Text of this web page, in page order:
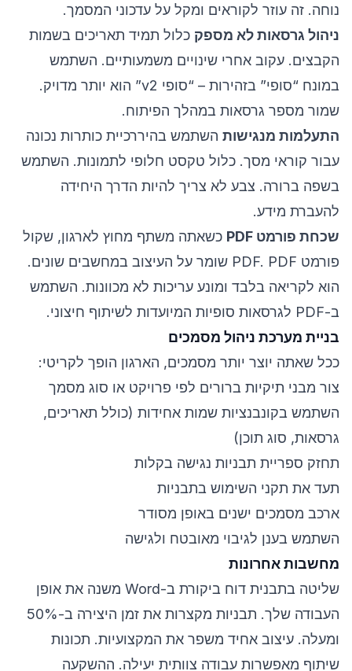
נוחה. זה עוזר לקוראים ומקל על עדכוני המסמך.
ניהול גרסאות לא מספק כלול תמיד תאריכים בשמות
הקבצים. עקוב אחרי שינויים משמעותיים. השתמש
במונח “סופי” בזהירות – “סופי v2” הוא יותר מדויק.
שמור מספר גרסאות במהלך הפיתוח.
התעלמות מנגישות השתמש בהיררכיית כותרות נכונה
עבור קוראי מסך. כלול טקסט חלופי לתמונות. השתמש
בשפה ברורה. צבע לא צריך להיות הדרך היחידה
להעברת מידע.
שכחת פורמט PDF
כשאתה משתף מחוץ לארגון, שקול
פורמט PDF. PDF שומר על העיצוב במחשבים שונים.
הוא לקריאה בלבד ומונע עריכות לא מכוונות. השתמש
ב-PDF לגרסאות סופיות המיועדות לשיתוף חיצוני.
בניית מערכת ניהול מסמכים
ככל שאתה יוצר יותר מסמכים, הארגון הופך לקריטי:
צור מבני תיקיות ברורים לפי פרויקט או סוג מסמך
השתמש בקונבנציות שמות אחידות (כולל תאריכים,
גרסאות, סוג תוכן)
תחזק ספריית תבניות נגישה בקלות
תעד את תקני השימוש בתבניות
ארכב מסמכים ישנים באופן מסודר
השתמש בענן לגיבוי מאובטח ולגישה
מחשבות אחרונות
שליטה בתבנית דוח ביקורת ב-Word משנה את אופן
העבודה שלך. תבניות מקצרות את זמן היצירה ב-50%
ומעלה. עיצוב אחיד משפר את המקצועיות. תכונות
שיתוף מאפשרות עבודה צוותית יעילה. ההשקעה